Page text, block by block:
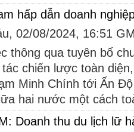
hấp dẫn doanh
02/08/2024, 16:51
thông qua tuyên bố
chiến lược toàn
Minh Chính tới Ấn
hai nước một cách
Doanh thu du lịch lữ